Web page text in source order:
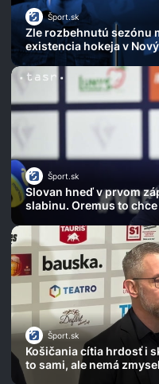
Šport.sk
Zle rozbehnutú sezónu
existencia hokeja v
Šport.sk
Slovan hneď v prvom
slabinu. Oremus to
Šport.sk
Košičania cítia hrdosť i
to sami, ale nemá